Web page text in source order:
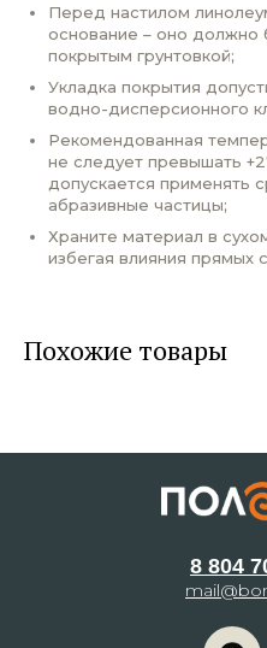
Перед настилом
основание – оно должно
покрытым грунтовкой;
Укладка покрытия
водно-дисперсионного
Рекомендованная
не следует превышать
допускается применять
абразивные частицы;
Храните материал в
избегая влияния прямых
Похожие товары
8 804